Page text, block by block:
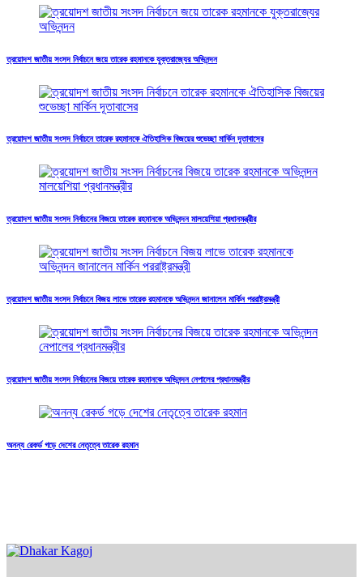
ত্রয়োদশ জাতীয় সংসদ নির্বাচনে জয়ে তারেক রহমানকে যুক্তরাজ্যের অভিনন্দন
ত্রয়োদশ জাতীয় সংসদ নির্বাচনে তারেক রহমানকে ঐতিহাসিক বিজয়ের শুভেচ্ছা মার্কিন দূতাবাসের
ত্রয়োদশ জাতীয় সংসদ নির্বাচনের বিজয়ে তারেক রহমানকে অভিনন্দন মালয়েশিয়া প্রধানমন্ত্রীর
ত্রয়োদশ জাতীয় সংসদ নির্বাচনে বিজয় লাভে তারেক রহমানকে অভিনন্দন জানালেন মার্কিন পররাষ্ট্রমন্ত্রী
ত্রয়োদশ জাতীয় সংসদ নির্বাচনের বিজয়ে তারেক রহমানকে অভিনন্দন নেপালের প্রধানমন্ত্রীর
অনন্য রেকর্ড গড়ে দেশের নেতৃত্বে তারেক রহমান